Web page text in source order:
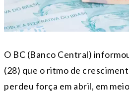
O BC (Banco Central)
(28) que o ritmo de
perdeu força em abril, em